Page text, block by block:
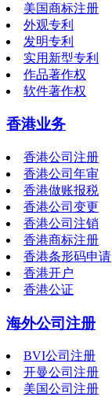
美国商标注册
外观专利
发明专利
实用新型专利
作品著作权
软件著作权
香港业务
香港公司注册
香港公司年审
香港做账报税
香港公司变更
香港公司注销
香港商标注册
香港条形码申请
香港开户
香港公证
海外公司注册
BVI公司注册
开曼公司注册
美国公司注册